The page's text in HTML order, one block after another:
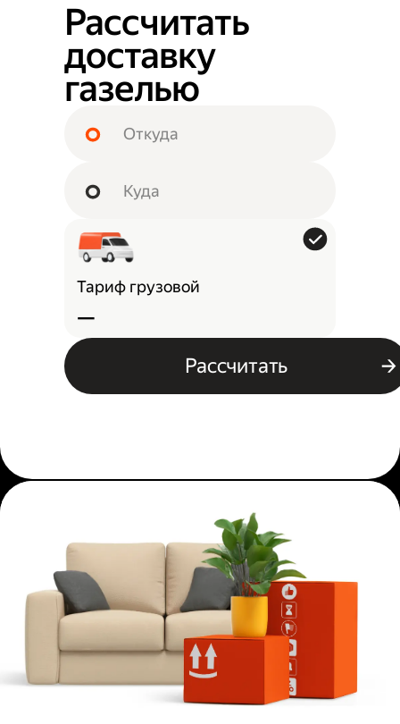
Рассчитать
доставку
газелью
Тариф грузовой
—
Рассчитать